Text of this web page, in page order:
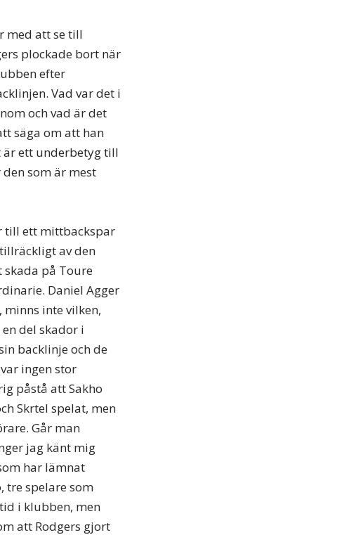
med att se till
plockade bort när
efter
Vad var det i
och vad är det
säga om att han
är ett underbetyg till
som är mest
till ett mittbackspar
av den
skada på Toure
Daniel Agger
inte vilken,
del skador i
backlinje och de
ingen stor
påstå att Sakho
Skrtel spelat, men
Går man
jag känt mig
har lämnat
tre spelare som
i klubben, men
att Rodgers gjort